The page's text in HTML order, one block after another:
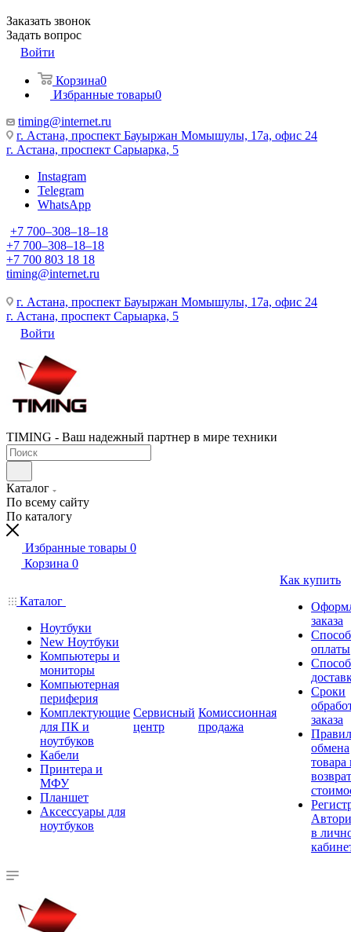
Заказать звонок
Задать вопрос
Войти
Корзина0
Избранные товары0
timing@internet.ru
г. Астана, проспект Бауыржан Момышулы, 17а, офис 24
г. Астана, проспект Сарыарка, 5
Instagram
Telegram
WhatsApp
+7 700‒308‒18‒18
+7 700‒308‒18‒18
+7 700 803 18 18
timing@internet.ru
г. Астана, проспект Бауыржан Момышулы, 17а, офис 24
г. Астана, проспект Сарыарка, 5
Войти
TIMING - Ваш надежный партнер в мире техники
Каталог
По всему сайту
По каталогу
Избранные товары 0
Корзина 0
Каталог
Ноутбуки
New Ноутбуки
Компьютеры и
мониторы
Компьютерная
периферия
Комплектующие
для ПК и
ноутбуков
Кабели
Принтера и
МФУ
Планшет
Аксессуары для
ноутбуков
Сервисный
центр
Комиссионная
продажа
Как купить
заказа
оплаты
Сроки
заказа
обмена
товара
в